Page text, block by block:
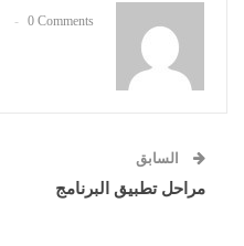
0 Comments
السابق
مراحل تطبيق البرنامج